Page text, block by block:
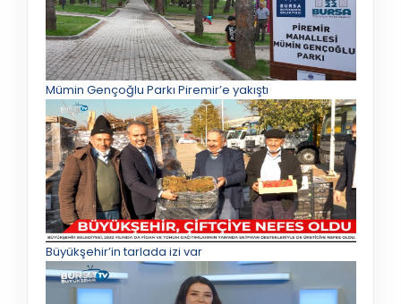
Mümin Gençoğlu Parkı Piremir’e yakıştı
Büyükşehir’in tarlada izi var